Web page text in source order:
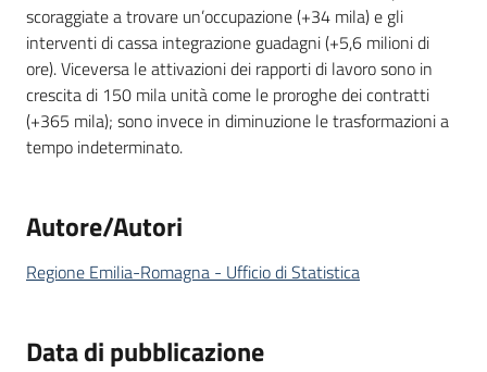
scoraggiate a trovare un’occupazione (+34 mila) e gli
interventi di cassa integrazione guadagni (+5,6 milioni di
ore). Viceversa le attivazioni dei rapporti di lavoro sono in
crescita di 150 mila unità come le proroghe dei contratti
(+365 mila); sono invece in diminuzione le trasformazioni a
tempo indeterminato.
Autore/Autori
Regione Emilia-Romagna - Ufficio di Statistica
Data di pubblicazione